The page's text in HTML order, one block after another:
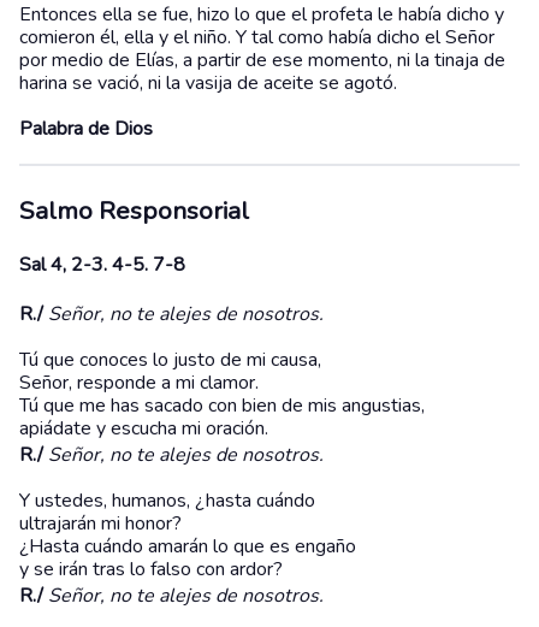
Entonces ella se fue, hizo lo que el profeta le había dicho y
comieron él, ella y el niño. Y tal como había dicho el Señor
por medio de Elías, a partir de ese momento, ni la tinaja de
harina se vació, ni la vasija de aceite se agotó.
Palabra de Dios
Salmo Responsorial
Sal 4, 2-3. 4-5. 7-8
R./Señor, no te alejes de nosotros.
Tú que conoces lo justo de mi causa,
Señor, responde a mi clamor.
Tú que me has sacado con bien de mis angustias,
apiádate y escucha mi oración.
R./Señor, no te alejes de nosotros.
Y ustedes, humanos, ¿hasta cuándo
ultrajarán mi honor?
¿Hasta cuándo amarán lo que es engaño
y se irán tras lo falso con ardor?
R./Señor, no te alejes de nosotros.